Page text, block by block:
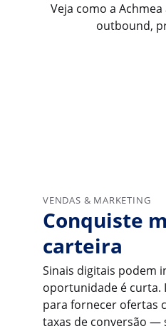
Veja como a
outbound,
VENDAS & MARKETING
Conquiste
carteira
Sinais digitais podem
oportunidade é curta.
para fornecer ofertas
taxas de conversão —